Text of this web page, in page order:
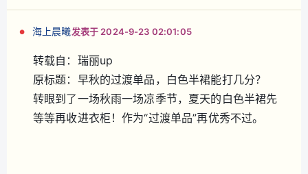
城
海上晨曦发表于 2024-9-23 02:01:05
转载自：瑞丽up
原标题：早秋的过渡单品，白色半裙能打几分？
转眼到了一场秋雨一场凉季节，夏天的白色半裙先
等等再收进衣柜！作为“过渡单品”再优秀不过。